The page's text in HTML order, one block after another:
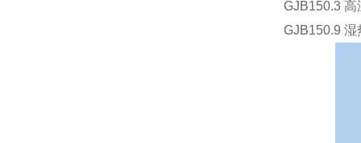
GJB150.3 高
GJB150.9 湿